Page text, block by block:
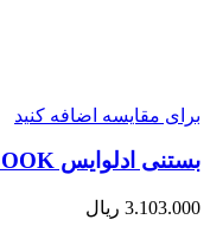
برای مقایسه اضافه کنید
بستنی ادلوایس OFF COOK
3.103.000 ریال